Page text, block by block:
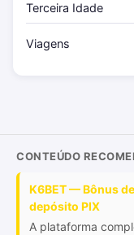
Terceira Idade
Viagens
CONTEÚDO
K6BET — Bônus
depósito PIX
A plataforma